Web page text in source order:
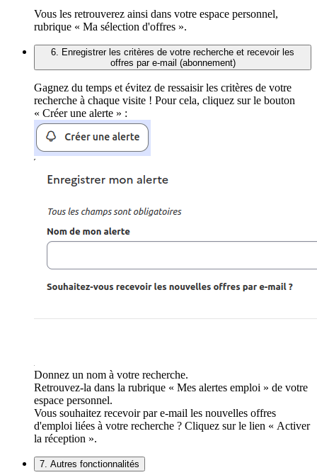
Vous les retrouverez ainsi dans votre espace personnel,
rubrique « Ma sélection d'offres ».
6. Enregistrer les critères de votre recherche et recevoir les
offres par e-mail (abonnement)
Gagnez du temps et évitez de ressaisir les critères de votre
recherche à chaque visite ! Pour cela, cliquez sur le bouton
« Créer une alerte » :
Donnez un nom à votre recherche.
Retrouvez-la dans la rubrique « Mes alertes emploi » de votre
espace personnel.
Vous souhaitez recevoir par e-mail les nouvelles offres
d'emploi liées à votre recherche ? Cliquez sur le lien « Activer
la réception ».
7. Autres fonctionnalités